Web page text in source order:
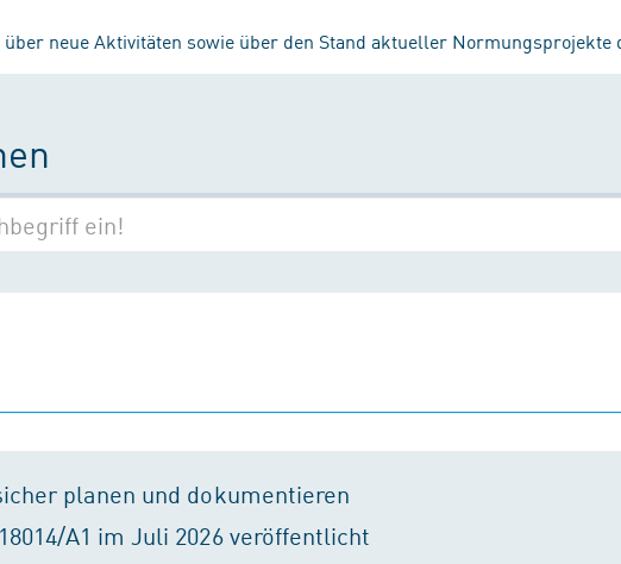
neue Aktivitäten sowie über den Stand aktueller Normungsprojekte
planen und dokumentieren
A1 im Juli 2026 veröffentlicht